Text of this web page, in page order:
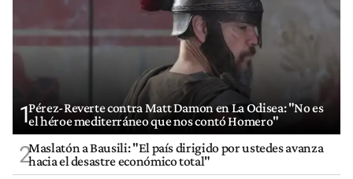
1Pérez-Reverte contra Matt Damon en La Odisea: "No es
el héroe mediterráneo que nos contó Homero"
2Maslatón a Bausili: "El país dirigido por ustedes avanza
hacia el desastre económico total"